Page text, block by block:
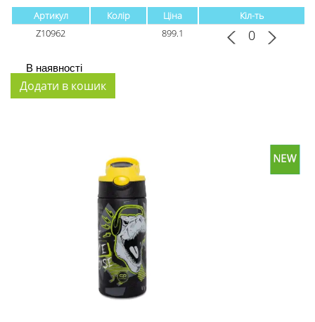
Артикул Колір Ціна
Кіл-ть
Z10962
899.1
В наявності